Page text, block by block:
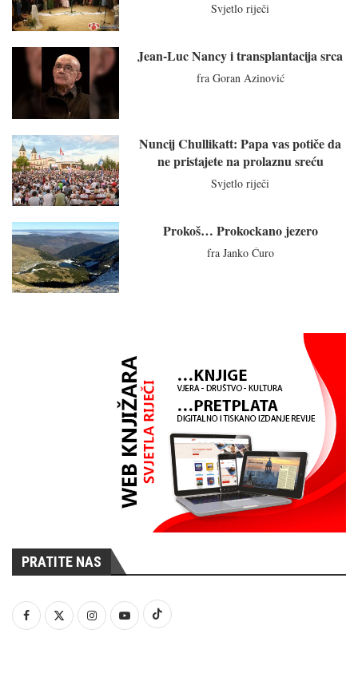
Svjetlo riječi
Jean-Luc Nancy i transplantacija srca
fra Goran Azinović
Nuncij Chullikatt: Papa vas potiče da
ne pristajete na prolaznu sreću
Svjetlo riječi
Prokoš… Prokockano jezero
fra Janko Ćuro
PRATITE NAS